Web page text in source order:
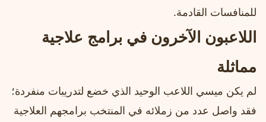
للمنافسات القادمة.
اللاعبون الآخرون في برامج علاجية
مماثلة
لم يكن ميسي اللاعب الوحيد الذي خضع لتدريبات منفردة؛
فقد واصل عدد من زملائه في المنتخب برامجهم العلاجية